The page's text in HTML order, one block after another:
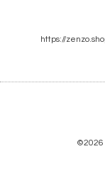
https://
©2026